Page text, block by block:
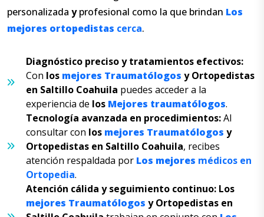
personalizada yprofesional como la que brindan Los
mejores ortopedistas cerca.
Diagnóstico preciso y tratamientos efectivos:
Con los mejores Traumatólogos y Ortopedistas
en Saltillo Coahuila puedes acceder a la
experiencia de los Mejores traumatólogos.
Tecnología avanzada en procedimientos:Al
consultar con los mejores Traumatólogos y
Ortopedistas en Saltillo Coahuila, recibes
atención respaldada por Los mejores médicos en
Ortopedia.
Atención cálida y seguimiento continuo: Los
mejores Traumatólogos y Ortopedistas en